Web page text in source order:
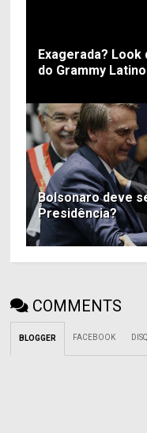
Exagerada?
do Grammy
Bolsonaro deve
Presidência?
COMMENTS
BLOGGER FACEBOOK